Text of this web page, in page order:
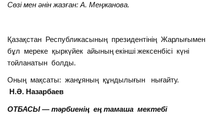
Сөзі мен әнін жазған: А. Меңжанова.
Қазақстан Республикасының президентінің Жарлығымен
бұл мереке қыркүйек айының екінші жексенбісі күні
тойланатын болды.
Оның мақсаты: жанұяның құндылығын нығайту.
Н.Ә. Назарбаев
ОТБАСЫ — тәрбиенің ең тамаша мектебі